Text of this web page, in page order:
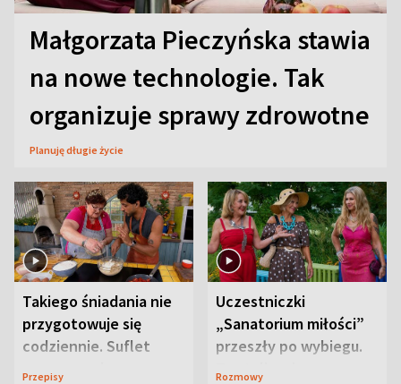
Małgorzata Pieczyńska stawia
na nowe technologie. Tak
organizuje sprawy zdrowotne
Planuję długie życie
Takiego śniadania nie
przygotowuje się
codziennie. Suflet
serowy zachwyca
Przepisy
Uczestniczki
„Sanatorium miłości”
przeszły po wybiegu.
Te stylizacje
Rozmowy